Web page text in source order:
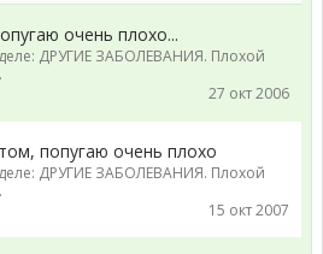
очень плохо...
ДРУГИЕ ЗАБОЛЕВАНИЯ. Плохой
27 окт 2006
попугаю очень плохо
ДРУГИЕ ЗАБОЛЕВАНИЯ. Плохой
15 окт 2007